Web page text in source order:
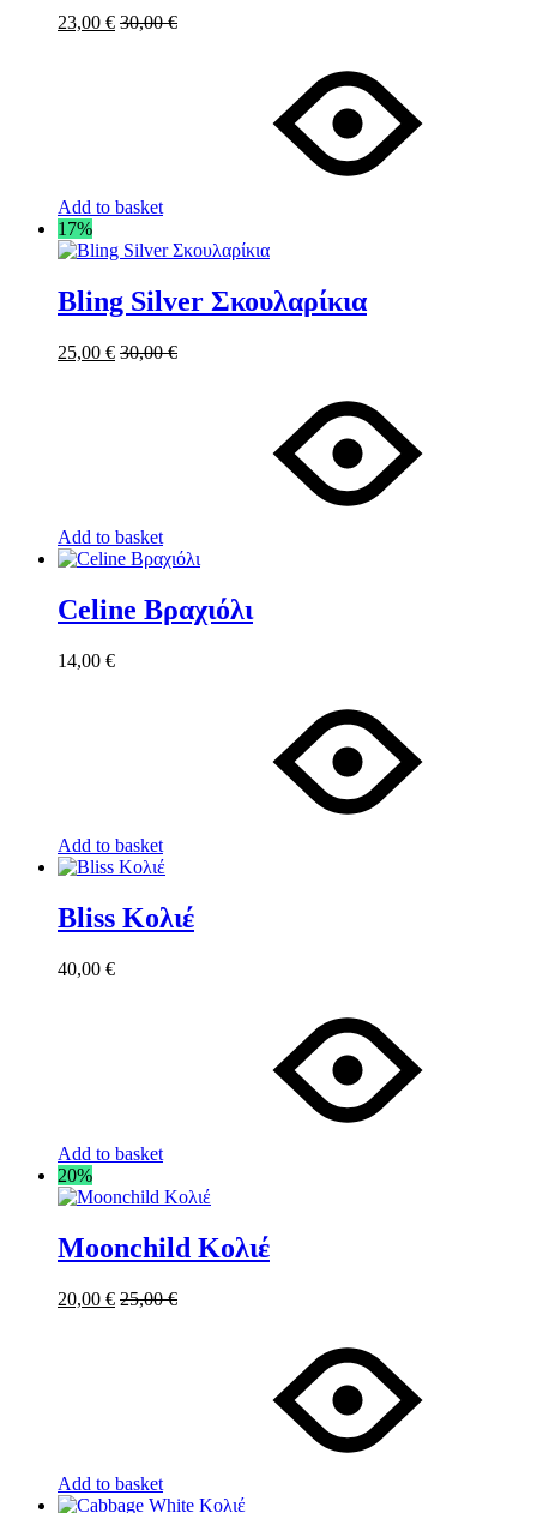
23,00 € 30,00€
Add to basket
17%
Bling Silver Σκουλαρίκια
25,00 € 30,00€
Add to basket
Celine Βραχιόλι
14,00 €
Add to basket
Bliss Κολιέ
40,00 €
Add to basket
20%
Moonchild Κολιέ
20,00 € 25,00€
Add to basket